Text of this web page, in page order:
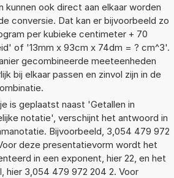
kunnen ook direct aan elkaar worden
conversie. Dat kan er bijvoorbeeld zo
per kubieke centimeter + 70
of '13mm x 93cm x 74dm = ? cm^3'.
gecombineerde meeteenheden
bij elkaar passen en zinvol zijn in de
is geplaatst naast 'Getallen in
notatie', verschijnt het antwoord in
Bijvoorbeeld, 3,054 479 972
deze presentatievorm wordt het
in een exponent, hier 22, en het
hier 3,054 479 972 204 2. Voor